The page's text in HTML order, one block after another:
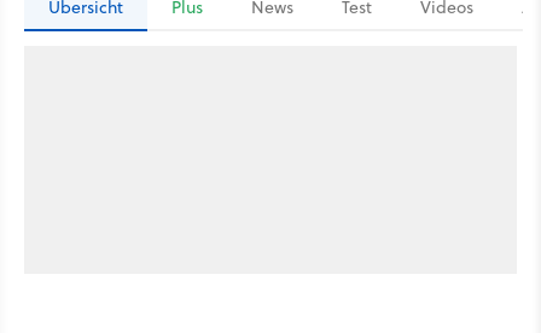
Übersicht Plus News Test Videos